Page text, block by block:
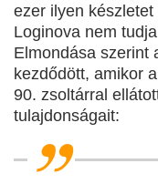
ezer ilyen
Loginova nem
Elmondása szerint
kezdődött, amikor
90. zsoltárral
tulajdonságait: